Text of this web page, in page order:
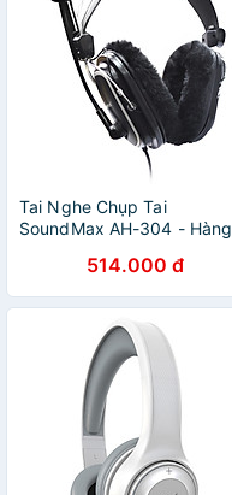
Tai Nghe Chụp Tai
SoundMax AH-304 - Hàng
514.000 đ